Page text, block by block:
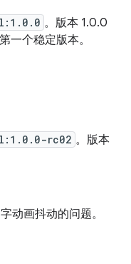
。版本 1.0.0
一个稳定版本。
rc02 。版本
动画抖动的问题。